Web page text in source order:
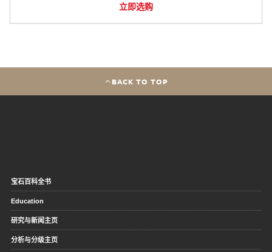
立即选购
BACK TO TOP
宝石百科全书
Education
研究与新闻主页
分析与分级主页